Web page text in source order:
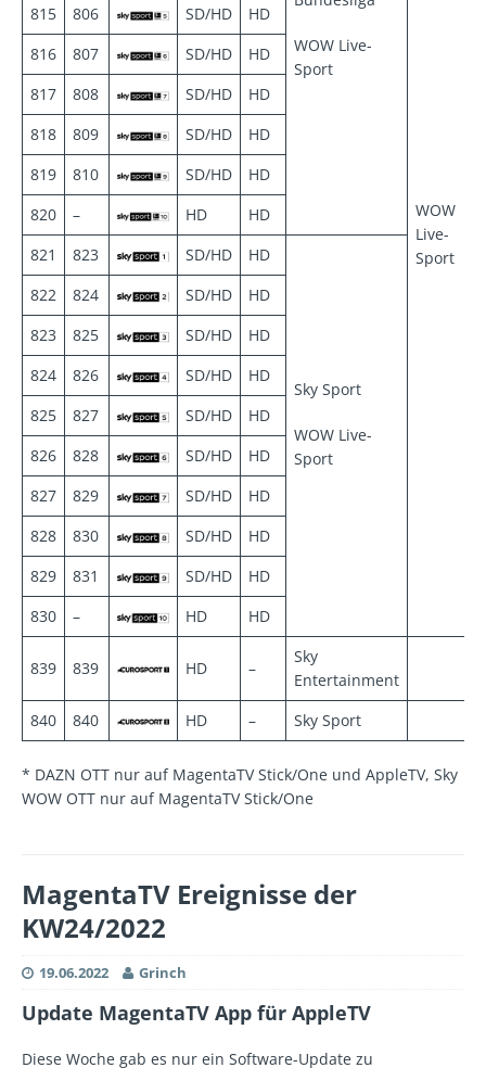
WOW Live-
Sport
WOW
Live-
Sport
815 806 SD/HD
HD
816
807 SD/HD
HD
817
808 SD/HD
HD
818
809 SD/HD
HD
819
810 SD/HD
HD
820
– HD
HD
821
823 SD/HD HD
Sky Sport
WOW Live-
Sport
822 824 SD/HD
HD
823
825 SD/HD
HD
824
826 SD/HD
HD
825
827 SD/HD
HD
826
828 SD/HD
HD
827
829 SD/HD
HD
828
830 SD/HD
HD
829
831 SD/HD
HD
830
– HD HD
839 839 HD –
Sky
Entertainment
840
840 HD – Sky Sport
* DAZN OTT nur auf MagentaTV Stick/One und AppleTV, Sky
WOW OTT nur auf MagentaTV Stick/One
MagentaTV Ereignisse der
KW24/2022
19.06.2022 Grinch
Update MagentaTV App für AppleTV
Diese Woche gab es nur ein Software-Update zu